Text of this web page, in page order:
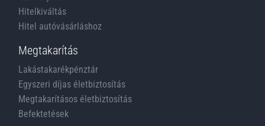
Hitelkiváltás
Hitel autóvásárláshoz
Megtakarítás
Lakástakarékpénztár
Egyszeri díjas életbiztosítás
Megtakarításos életbiztosítás
Befektetések